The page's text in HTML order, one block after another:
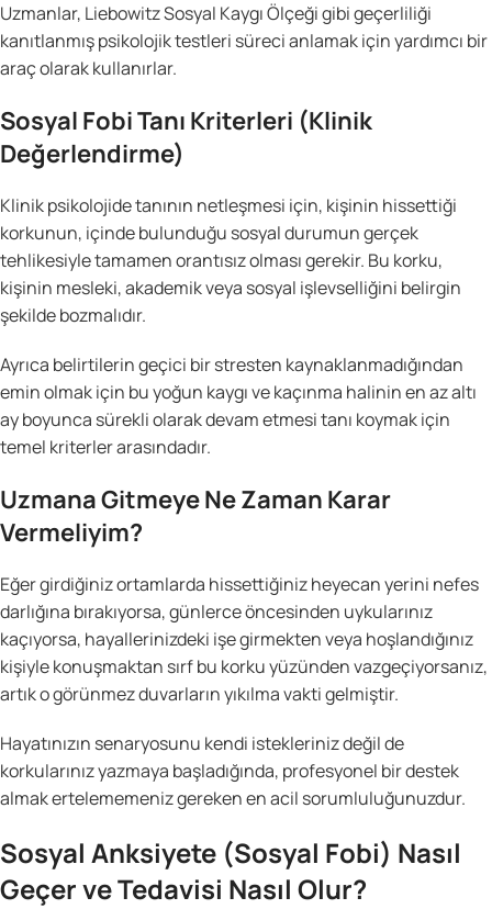
Uzmanlar, Liebowitz Sosyal Kaygı Ölçeği gibi geçerliliği
kanıtlanmış psikolojik testleri süreci anlamak için yardımcı bir
araç olarak kullanırlar.
Sosyal Fobi Tanı Kriterleri (Klinik
Değerlendirme)
Klinik psikolojide tanının netleşmesi için, kişinin hissettiği
korkunun, içinde bulunduğu sosyal durumun gerçek
tehlikesiyle tamamen orantısız olması gerekir. Bu korku,
kişinin mesleki, akademik veya sosyal işlevselliğini belirgin
şekilde bozmalıdır.
Ayrıca belirtilerin geçici bir stresten kaynaklanmadığından
emin olmak için bu yoğun kaygı ve kaçınma halinin en az altı
ay boyunca sürekli olarak devam etmesi tanı koymak için
temel kriterler arasındadır.
Uzmana Gitmeye Ne Zaman Karar
Vermeliyim?
Eğer girdiğiniz ortamlarda hissettiğiniz heyecan yerini nefes
darlığına bırakıyorsa, günlerce öncesinden uykularınız
kaçıyorsa, hayallerinizdeki işe girmekten veya hoşlandığınız
kişiyle konuşmaktan sırf bu korku yüzünden vazgeçiyorsanız,
artık o görünmez duvarların yıkılma vakti gelmiştir.
Hayatınızın senaryosunu kendi istekleriniz değil de
korkularınız yazmaya başladığında, profesyonel bir destek
almak ertelememeniz gereken en acil sorumluluğunuzdur.
Sosyal Anksiyete (Sosyal Fobi) Nasıl
Geçer ve Tedavisi Nasıl Olur?